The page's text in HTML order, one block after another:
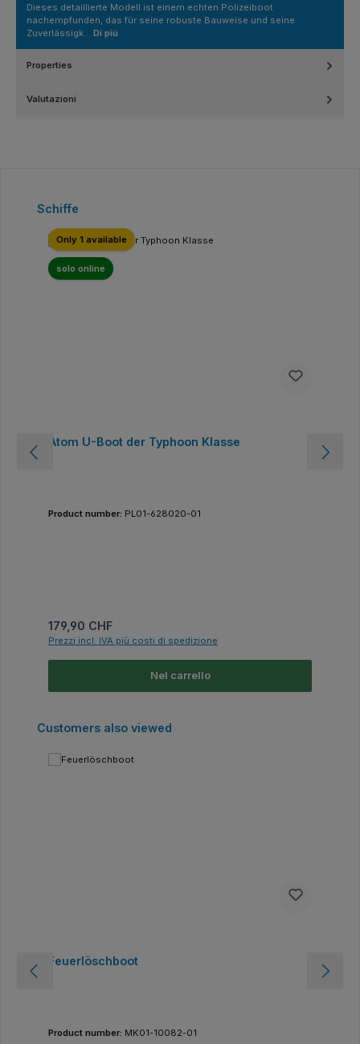
Dieses detaillierte Modell ist einem echten Polizeiboot
nachempfunden, das für seine robuste Bauweise und seine
Zuverlässigk… Di più
Properties
Valutazioni
Salta la galleria dei prodotti
Schiffe
Only 1 available
solo online
Atom U-Boot der Typhoon Klasse
Product number: PL01-628020-01
Prezzo normale:
179,90 CHF
Prezzi incl. IVA più costi di spedizione
Nel carrello
Salta la galleria dei prodotti
Customers also viewed
Feuerlöschboot
Product number: MK01-10082-01